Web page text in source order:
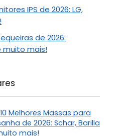
IPS de 2026: LG,
de 2026:
muito mais!
Melhores Massas para
de 2026: Schar, Barilla
mais!